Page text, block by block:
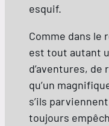
esquif.
Comme dans le
est tout autant
d’aventures,
qu’un
s’ils
toujours